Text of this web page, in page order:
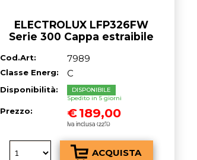
ELECTROLUX LFP326FW
Serie 300 Cappa estraibile
Cod.Art: 7989
Classe Energ: C
Disponibilità:
DISPONIBILE
Spedito in 5 giorni
Prezzo: €189,00
Iva inclusa (22%)